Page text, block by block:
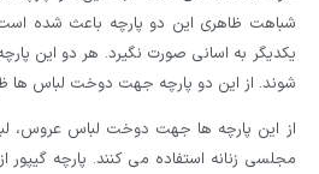
شباهت ظاهری این دو پارچه باعث شده
یکدیگر به اسانی صورت نگیرد. هر دو این
شوند. از این دو پارچه جهت دوخت لباس ها
از این پارچه ها جهت دوخت لباس عروس،
مجلسی زنانه استفاده می کنند. پارچه گیپور